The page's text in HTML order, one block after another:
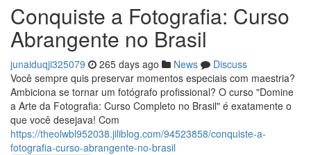
Conquiste a Fotografia: Curso
Abrangente no Brasil
junaiduqji325079 265 days ago News
Discuss
Você sempre quis preservar momentos especiais com maestria?
Ambiciona se tornar um fotógrafo profissional? O curso "Domine
a Arte da Fotografia: Curso Completo no Brasil" é exatamente o
que você desejava! Com
https://theolwbl952038.jiliblog.com/94523858/conquiste-a-
fotografia-curso-abrangente-no-brasil